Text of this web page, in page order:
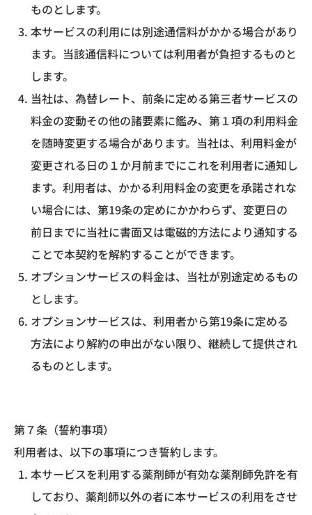
ものとします。
本サービスの利用には別途通信料がかかる場合があり
ます。当該通信料については利用者が負担するものと
します。
当社は、為替レート、前条に定める第三者サービスの
料金の変動その他の諸要素に鑑み、第１項の利用料金
を随時変更する場合があります。当社は、利用料金が
変更される日の１か月前までにこれを利用者に通知し
ます。利用者は、かかる利用料金の変更を承諾されな
い場合には、第19条の定めにかかわらず、変更日の
前日までに当社に書面又は電磁的方法により通知する
ことで本契約を解約することができます。
オプションサービスの料金は、当社が別途定めるもの
とします。
オプションサービスは、利用者から第19条に定める
方法により解約の申出がない限り、継続して提供され
るものとします。
第７条（誓約事項）
利用者は、以下の事項につき誓約します。
本サービスを利用する薬剤師が有効な薬剤師免許を有
しており、薬剤師以外の者に本サービスの利用をさせ